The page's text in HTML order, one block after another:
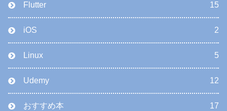
Flutter 15
iOS 2
Linux 5
Udemy 12
おすすめ本 17